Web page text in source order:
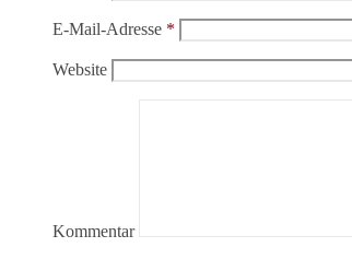
E-Mail-Adresse *
Website
Kommentar